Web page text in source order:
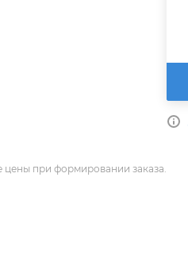
цены при формировании заказа.